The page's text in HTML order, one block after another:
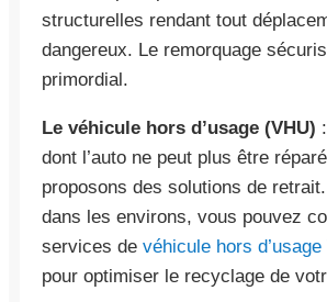
structurelles rendant tout
dangereux. Le remorquage
primordial.
Le véhicule hors d’usage (VHU)
dont l’auto ne peut plus être
proposons des solutions de
dans les environs, vous pouvez
services de véhicule hors
pour optimiser le recyclage de